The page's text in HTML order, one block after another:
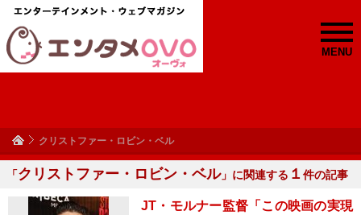
MENU
クリストファー・ロビン・ベル
「クリストファー・ロビン・ベル」に関連する １ 件の記事
JT・モルナー監督「この映画の実現